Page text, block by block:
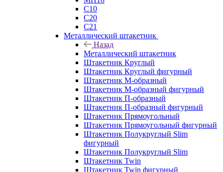
С10
С20
С21
Металлический штакетник
Назад
Металлический штакетник
Штакетник Круглый
Штакетник Круглый фигурный
Штакетник М-образный
Штакетник М-образный фигурный
Штакетник П-образный
Штакетник П-образный фигурный
Штакетник Прямоугольный
Штакетник Прямоугольный фигурный
Штакетник Полукруглый Slim
фигурный
Штакетник Полукруглый Slim
Штакетник Twin
Штакетник Twin фигурный